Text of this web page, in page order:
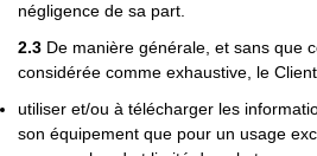
négligence de sa part.
2.3 De manière générale, et sans que
considérée comme exhaustive, le
utiliser et/ou à télécharger les
son équipement que pour un usage